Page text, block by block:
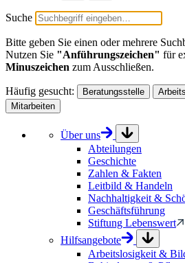
Suche
Bitte geben Sie einen oder mehrere
Nutzen Sie "Anführungszeichen" für
Minuszeichen zum Ausschließen.
Häufig gesucht: Beratungsstelle
Mitarbeiten
Über uns
Abteilungen
Geschichte
Zahlen & Fakten
Leitbild & Handeln
Nachhaltigkeit &
Geschäftsführung
Stiftung Lebenswert
Hilfsangebote
Arbeitslosigkeit &